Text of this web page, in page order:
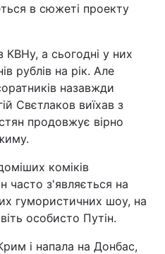
в сюжеті проекту
а сьогодні у них
рублів на рік. Але
назавжди
Свєтлаков виїхав з
продовжує вірно
коміків
часто з'являється на
гумористичних шоу, на
особисто Путін.
і напала на Донбас,